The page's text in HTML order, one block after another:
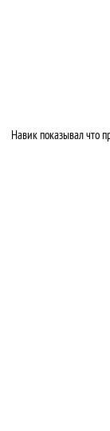
Навик показывал что